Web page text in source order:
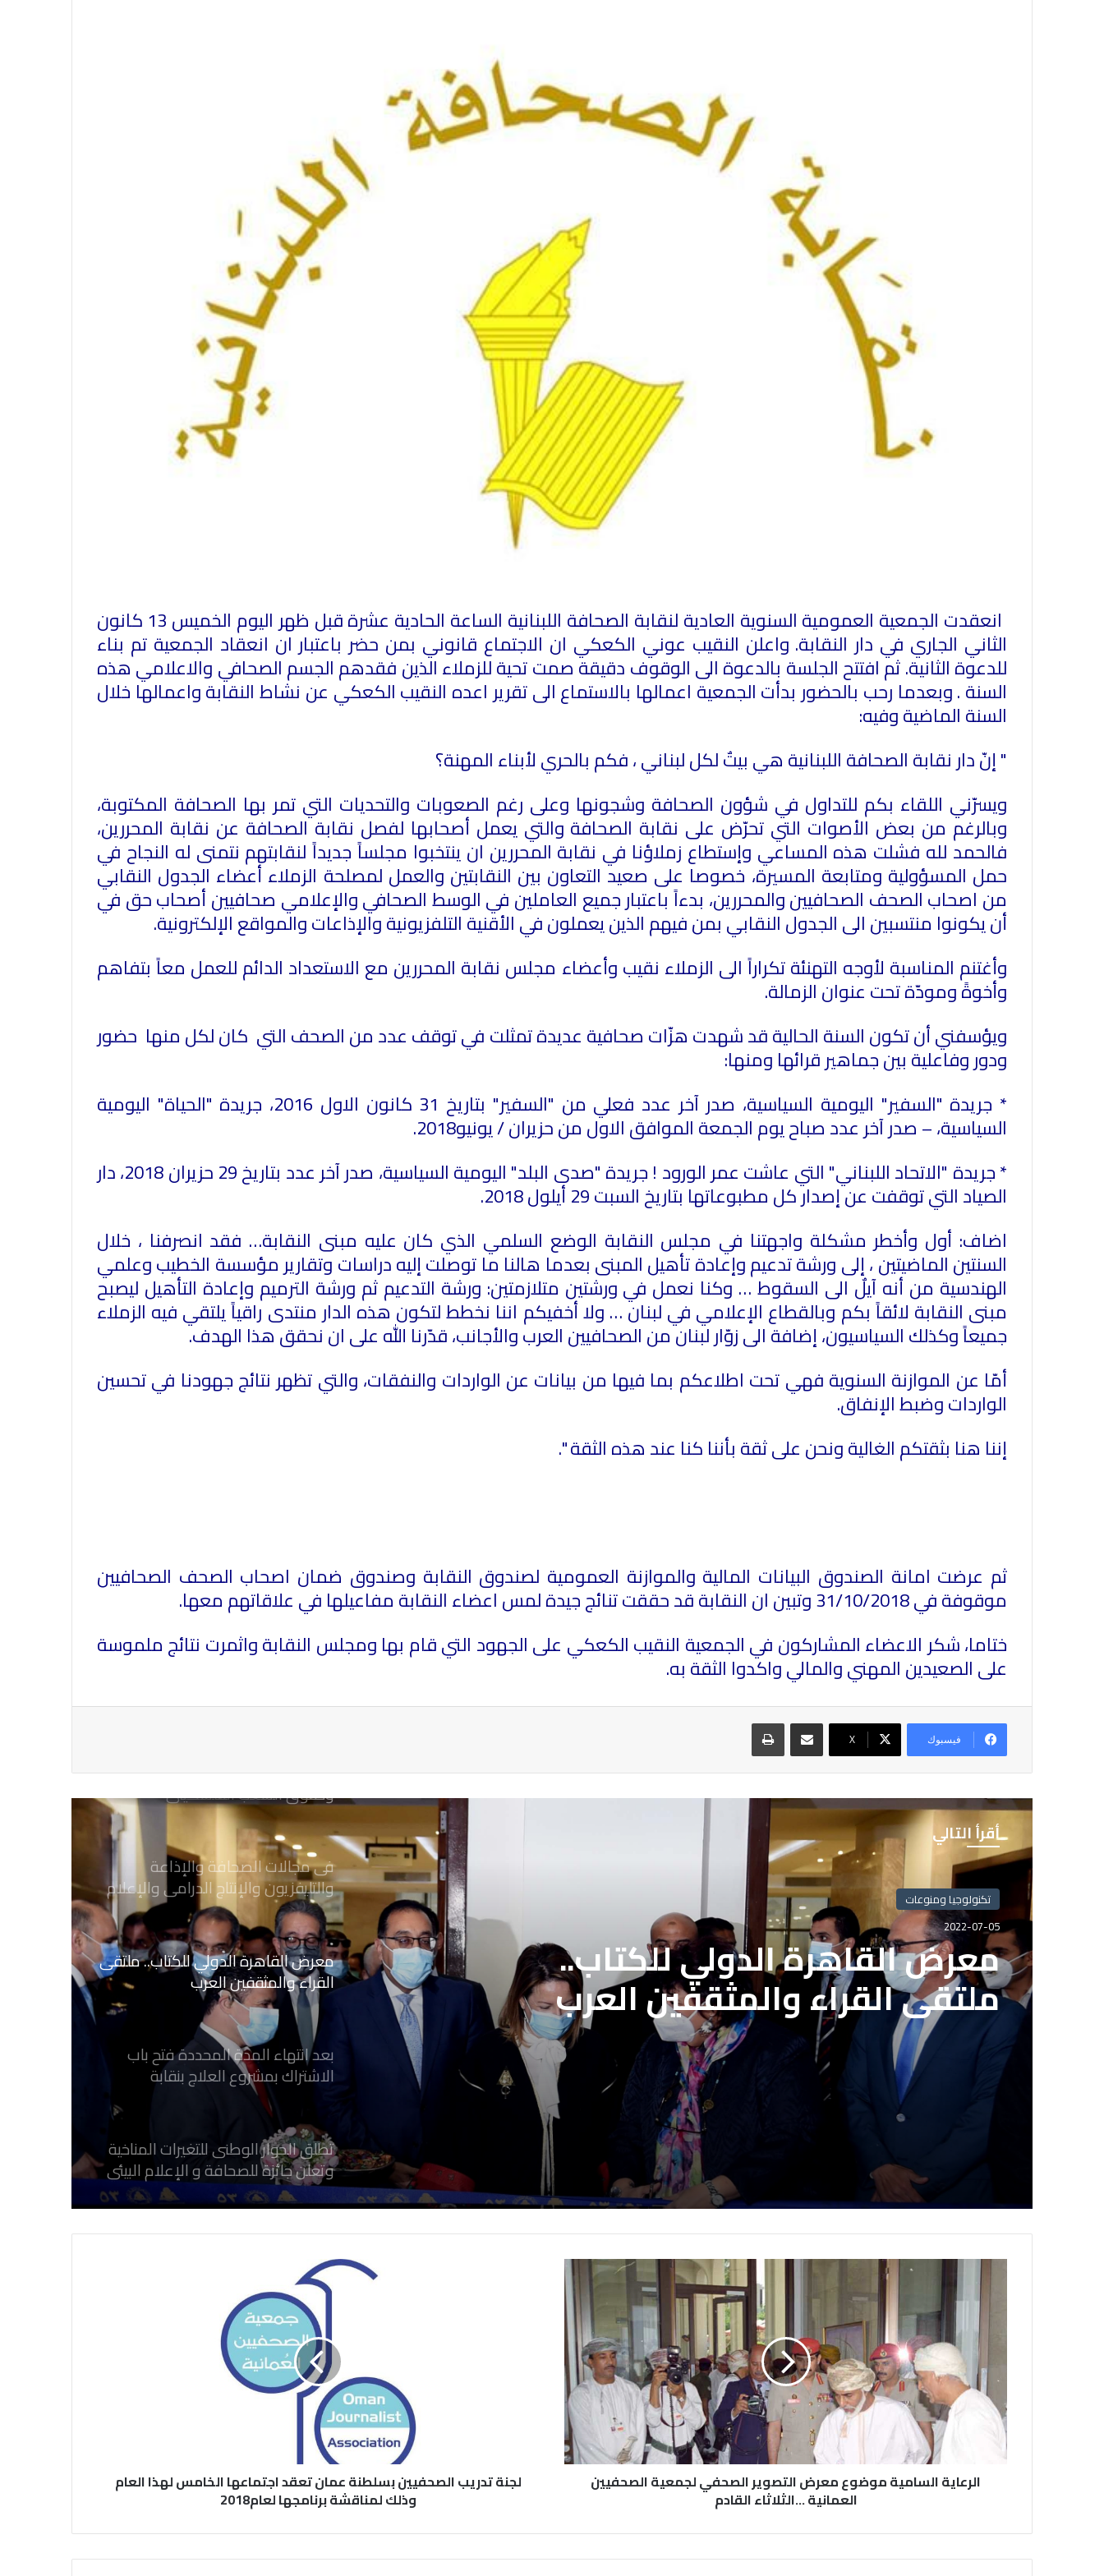
انعقدت الجمعية العمومية السنوية العادية لنقابة الصحافة اللبنانية الساعة الحادية عشرة قبل ظهر اليوم الخميس 13 كانون
الثاني الجاري في دار النقابة. واعلن النقيب عوني الكعكي ان الاجتماع قانوني بمن حضر باعتبار ان انعقاد الجمعية تم بناء
للدعوة الثانية. ثم افتتح الجلسة بالدعوة الى الوقوف دقيقة صمت تحية للزملاء الذين فقدهم الجسم الصحافي والاعلامي هذه
السنة . وبعدما رحب بالحضور بدأت الجمعية اعمالها بالاستماع الى تقرير اعده النقيب الكعكي عن نشاط النقابة واعمالها خلال
السنة الماضية وفيه:
" إنّ دار نقابة الصحافة اللبنانية هي بيتٌ لكل لبناني ، فكم بالحري لأبناء المهنة؟
ويسرّني اللقاء بكم للتداول في شؤون الصحافة وشجونها وعلى رغم الصعوبات والتحديات التي تمر بها الصحافة المكتوبة،
وبالرغم من بعض الأصوات التي تحرّض على نقابة الصحافة والتي يعمل أصحابها لفصل نقابة الصحافة عن نقابة المحررين،
فالحمد لله فشلت هذه المساعي وإستطاع زملاؤنا في نقابة المحررين ان ينتخبوا مجلساً جديداً لنقابتهم نتمنى له النجاح في
حمل المسؤولية ومتابعة المسيرة، خصوصا على صعيد التعاون بين النقابتين والعمل لمصلحة الزملاء أعضاء الجدول النقابي
من اصحاب الصحف الصحافيين والمحررين، بدءاً باعتبار جميع العاملين في الوسط الصحافي والإعلامي صحافيين أصحاب حق في
أن يكونوا منتسبين الى الجدول النقابي بمن فيهم الذين يعملون في الأقنية التلفزيونية والإذاعات والمواقع الإلكترونية.
وأغتنم المناسبة لأوجه التهنئة تكراراً الى الزملاء نقيب وأعضاء مجلس نقابة المحررين مع الاستعداد الدائم للعمل معاً بتفاهم
وأخوةً ومودّة تحت عنوان الزمالة.
ويؤسفني أن تكون السنة الحالية قد شهدت هزّات صحافية عديدة تمثلت في توقف عدد من الصحف التي كان لكل منها حضور
ودور وفاعلية بين جماهير قرائها ومنها:
* جريدة "السفير" اليومية السياسية، صدر آخر عدد فعلي من "السفير" بتاريخ 31 كانون الاول 2016، جريدة "الحياة" اليومية
السياسية، – صدر آخر عدد صباح يوم الجمعة الموافق الاول من حزيران / يونيو2018.
* جريدة "الاتحاد اللبناني" التي عاشت عمر الورود ! جريدة "صدى البلد" اليومية السياسية، صدر آخر عدد بتاريخ 29 حزيران 2018، دار
الصياد التي توقفت عن إصدار كل مطبوعاتها بتاريخ السبت 29 أيلول 2018.
اضاف: أول وأخطر مشكلة واجهتنا في مجلس النقابة الوضع السلمي الذي كان عليه مبنى النقابة… فقد انصرفنا ، خلال
السنتين الماضيتين ، إلى ورشة تدعيم وإعادة تأهيل المبنى بعدما هالنا ما توصلت إليه دراسات وتقارير مؤسسة الخطيب وعلمي
الهندسية من أنه آيلٌ الى السقوط … وكنا نعمل في ورشتين متلازمتين: ورشة التدعيم ثم ورشة الترميم وإعادة التأهيل ليصبح
مبنى النقابة لائقاً بكم وبالقطاع الإعلامي في لبنان … ولا أخفيكم اننا نخطط لتكون هذه الدار منتدى راقياً يلتقي فيه الزملاء
جميعاً وكذلك السياسيون، إضافة الى زوّار لبنان من الصحافيين العرب والأجانب، قدّرنا الله على ان نحقق هذا الهدف.
أمّا عن الموازنة السنوية فهي تحت اطلاعكم بما فيها من بيانات عن الواردات والنفقات، والتي تظهر نتائج جهودنا في تحسين
الواردات وضبط الإنفاق.
إننا هنا بثقتكم الغالية ونحن على ثقة بأننا كنا عند هذه الثقة ".
ثم عرضت امانة الصندوق البيانات المالية والموازنة العمومية لصندوق النقابة وصندوق ضمان اصحاب الصحف الصحافيين
موقوفة في 31/10/2018 وتبين ان النقابة قد حققت تنائج جيدة لمس اعضاء النقابة مفاعيلها في علاقاتهم معها.
ختاما، شكر الاعضاء المشاركون في الجمعية النقيب الكعكي على الجهود التي قام بها ومجلس النقابة واثمرت نتائج ملموسة
على الصعيدين المهني والمالي واكدوا الثقة به.
فيسبوك X
مشاركة عبر البريد طباعة
أقرأ التالي
تكنولوجيا ومنوعات
2022-07-05
معرض القاهرة الدولي للكتاب..
ملتقى القراء والمثقفين العرب
في احتفالية عيد الصحافة النجفية
رئيس العراق ومجلس الوزراء والنواب
والشخصيات العامة يهنؤن الصحفيين
الفوري عن الزميل الصحفي اسحق
يدعو الى دعم القضية الفلسطينية
وحقوق الشعب الفلسطيني
فى مجالات الصحافة والإذاعة
والتليفزيون والإنتاج الدرامى والإعلام
الرقمي
معرض القاهرة الدولي للكتاب.. ملتقى
القراء والمثقفين العرب
بعد انتهاء المدة المحددة فتح باب
الاشتراك بمشروع العلاج بنقابة
الصحفيين المصريين
تطلق الحوار الوطنى للتغيرات المناخية
وتعلن جائزة للصحافة و الإعلام ‎البيئي
عن التغيرات المناخية
نقابة الصحفيين العراقيين تستقبل طلبة
كلية الإعلام بجامعة المستقبل في بابل
في احتفالية عيد الصحافة النجفية
بمناسبة مرور ١١٢ عاما على صدور أول
صحيفة (العلم)
في عيد الصحافة العراقية تحية لكل
الصحفيين ولأرواح شهداء الصحافة
رئيس العراق ومجلس الوزراء والنواب
العراقيين
الرعاية السامية موضوع معرض التصوير الصحفي لجمعية الصحفيين
العمانية …الثلاثاء القادم
لجنة تدريب الصحفيين بسلطنة عمان تعقد اجتماعها الخامس لهذا العام
وذلك لمناقشة برنامجها لعام2018